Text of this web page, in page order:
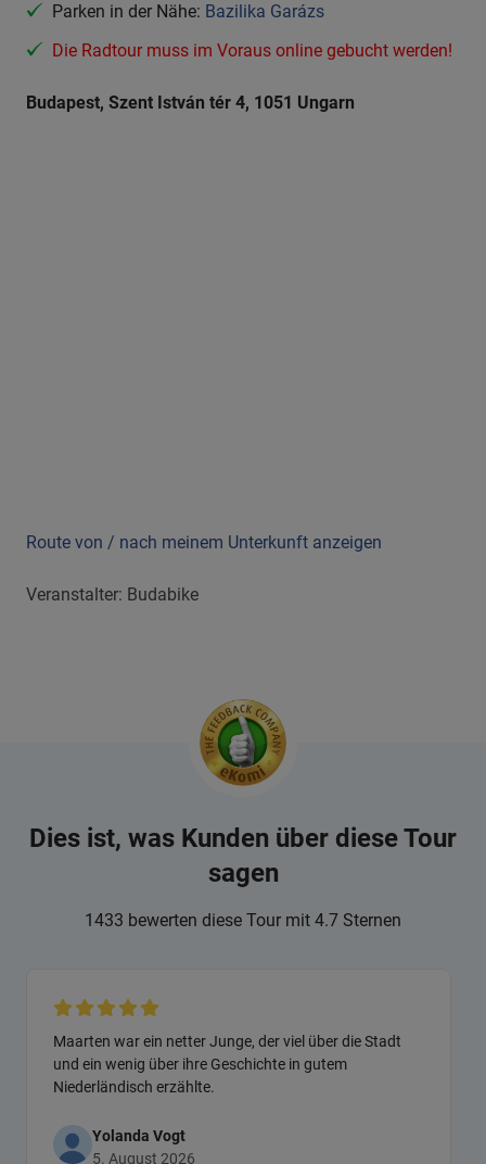
Parken in der Nähe: Bazilika Garázs
Die Radtour muss im Voraus online gebucht werden!
Budapest, Szent István tér 4, 1051 Ungarn
Route von / nach meinem Unterkunft anzeigen
Veranstalter: Budabike
Dies ist, was Kunden über diese Tour
sagen
1433 bewerten diese Tour mit 4.7 Sternen
Maarten war ein netter Junge, der viel über die Stadt
und ein wenig über ihre Geschichte in gutem
Niederländisch erzählte.
Yolanda Vogt
5. August 2026